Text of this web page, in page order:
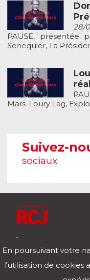
28/
PAUSE, présentée
Senequier, La
Mars. Loury Lag,
Suivez-
sociaux
Télécharger notre
En poursuivant votre
l’utilisation de cookies